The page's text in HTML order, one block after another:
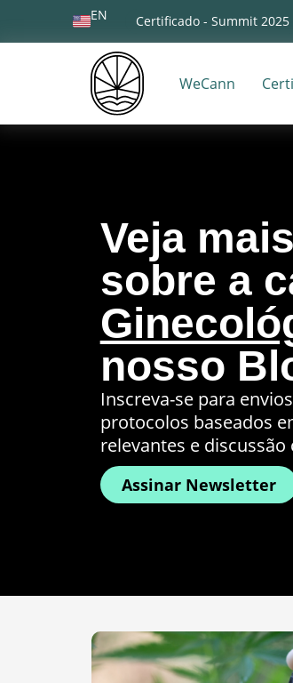
EN Certificado - Summit 2025
WeCann
Veja
sobre a
nosso
Inscreva-se para
protocolos baseados
relevantes e
Assinar Newsletter